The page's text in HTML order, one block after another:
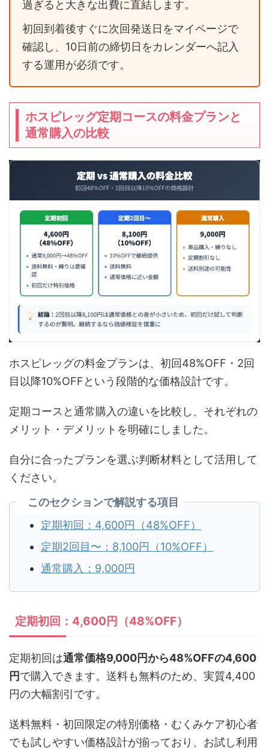
過ぎると大きな出費に直結します。
初回到着後すぐに次回発送日をマイページで
確認し、10日前の締切日をカレンダーへ記入
する運用が必須です。
ホスピレッグ定期コースの料金プランと
通常購入の比較
ホスピレッグの料金プランは、初回48%OFF・2回
目以降10%OFFという段階的な価格設計です。
定期コースと通常購入の違いを比較し、それぞれの
メリット・デメリットを明確にしました。
自分に合ったプランを選ぶ判断材料として活用して
ください。
このセクションで解説する項目
定期初回：4,600円（48%OFF）
定期2回目〜：8,100円（10%OFF）
通常購入：9,000円
定期初回：4,600円（48%OFF）
定期初回は通常価格9,000円から48%OFFの4,600
円で購入できます。送料も無料のため、実質4,400
円の大幅割引です。
送料無料・初回限定の特別価格・むくみケア初心者
でも試しやすい価格設計が揃っており、お試し利用